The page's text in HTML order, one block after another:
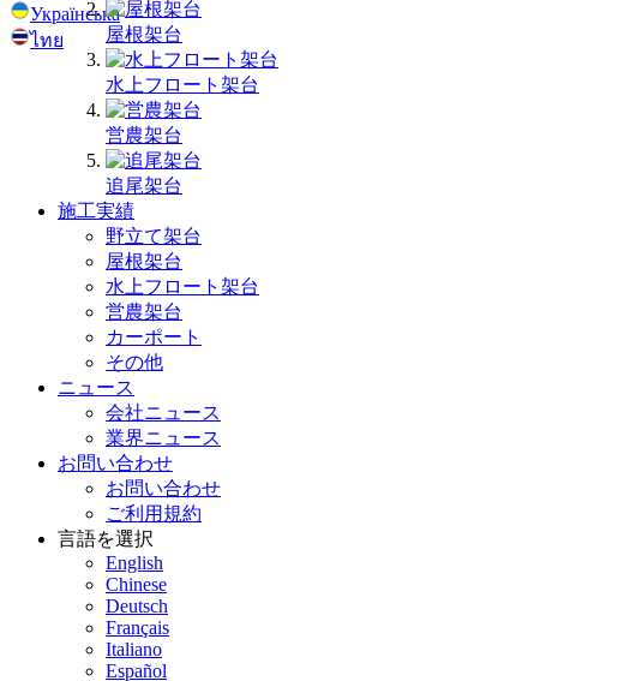
Українська
ไทย
屋根架台
水上フロート架台
営農架台
追尾架台
施工実績
野立て架台
屋根架台
水上フロート架台
営農架台
カーポート
その他
ニュース
会社ニュース
業界ニュース
お問い合わせ
お問い合わせ
ご利用規約
言語を選択
English
Chinese
Deutsch
Français
Italiano
Español